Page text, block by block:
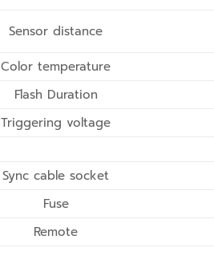
Sensor distance
Color temperature
Flash Duration
Triggering voltage
Sync cable socket
Fuse
Remote